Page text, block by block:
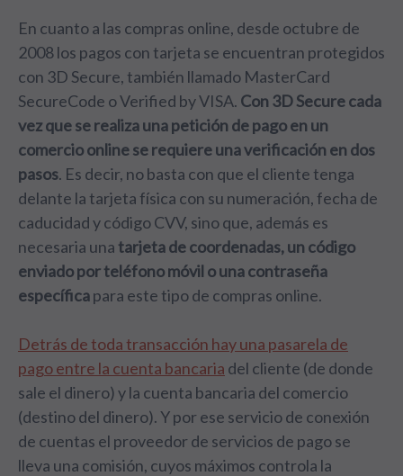
En cuanto a las compras online, desde octubre de
2008 los pagos con tarjeta se encuentran protegidos
con 3D Secure, también llamado MasterCard
SecureCode o Verified by VISA. Con 3D Secure cada
vez que se realiza una petición de pago en un
comercio online se requiere una verificación en dos
pasos. Es decir, no basta con que el cliente tenga
delante la tarjeta física con su numeración, fecha de
caducidad y código CVV, sino que, además es
necesaria una tarjeta de coordenadas, un código
enviado por teléfono móvil o una contraseña
específicapara este tipo de compras online.
Detrás de toda transacción hay una pasarela de
pago entre la cuenta bancaria del cliente (de donde
sale el dinero) y la cuenta bancaria del comercio
(destino del dinero). Y por ese servicio de conexión
de cuentas el proveedor de servicios de pago se
lleva una comisión, cuyos máximos controla la